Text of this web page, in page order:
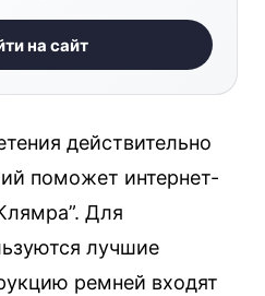
на сайт
действительно
поможет интернет-
Для
лучшие
ремней входят